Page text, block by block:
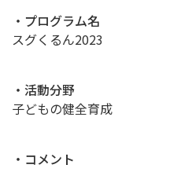
・プログラム名
スグくるん2023
・活動分野
子どもの健全育成
・コメント